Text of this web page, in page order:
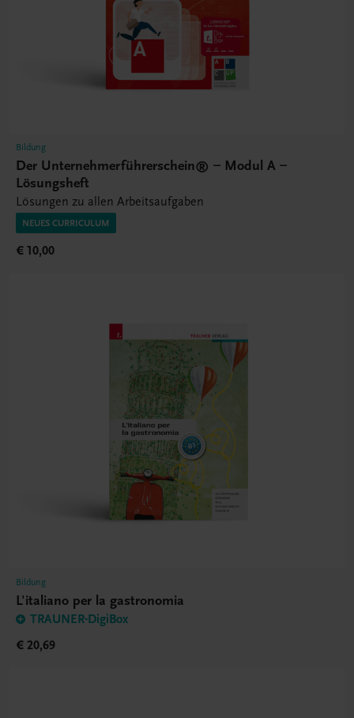
Bildung
Der Unternehmerführerschein® – Modul A –
Lösungsheft
Lösungen zu allen Arbeitsaufgaben
NEUES CURRICULUM
€ 10,00
Bildung
L'italiano per la gastronomia
TRAUNER-DigiBox
€ 20,69